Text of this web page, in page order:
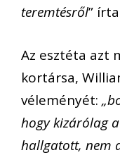
teremtésről”
Az esztéta azt
kortársa,
véleményét:
hogy kizárólag
hallgatott, nem